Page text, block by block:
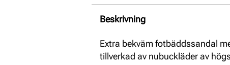
Beskrivning
Extra bekväm fotbäddssandal
tillverkad av nubuckläder av